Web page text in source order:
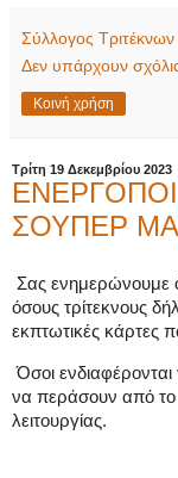
Σύλλογος
Δεν υπάρχουν
Κοινή χρήση
Τρίτη 19 Δεκεμβρίου 2023
ΣΟΥΠΕΡ
Σας ενημερώνουμε
όσους τρίτεκνους
εκπτωτικές κάρτες
Όσοι
να περάσουν από το
λειτουργίας.